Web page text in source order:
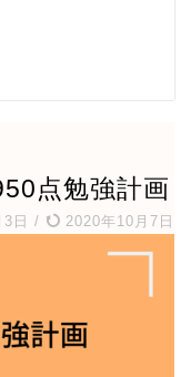
点勉強計画
日 / 2020年10月7日